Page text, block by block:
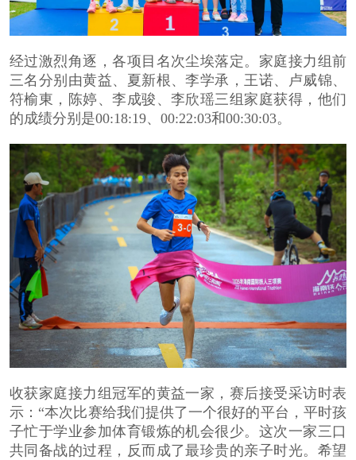
经过激烈角逐，各项目名次尘埃落定。家庭接力组前
三名分别由黄益、夏新根、李学承，王诺、卢威锦、
符榆東，陈婷、李成骏、李欣瑶三组家庭获得，他们
的成绩分别是00:18:19、00:22:03和00:30:03。
收获家庭接力组冠军的黄益一家，赛后接受采访时表
示：“本次比赛给我们提供了一个很好的平台，平时孩
子忙于学业参加体育锻炼的机会很少。这次一家三口
共同备战的过程，反而成了最珍贵的亲子时光。希望